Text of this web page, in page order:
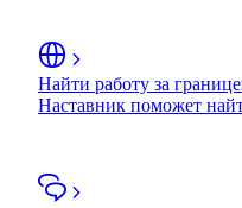
Найти работу за
Наставник поможет